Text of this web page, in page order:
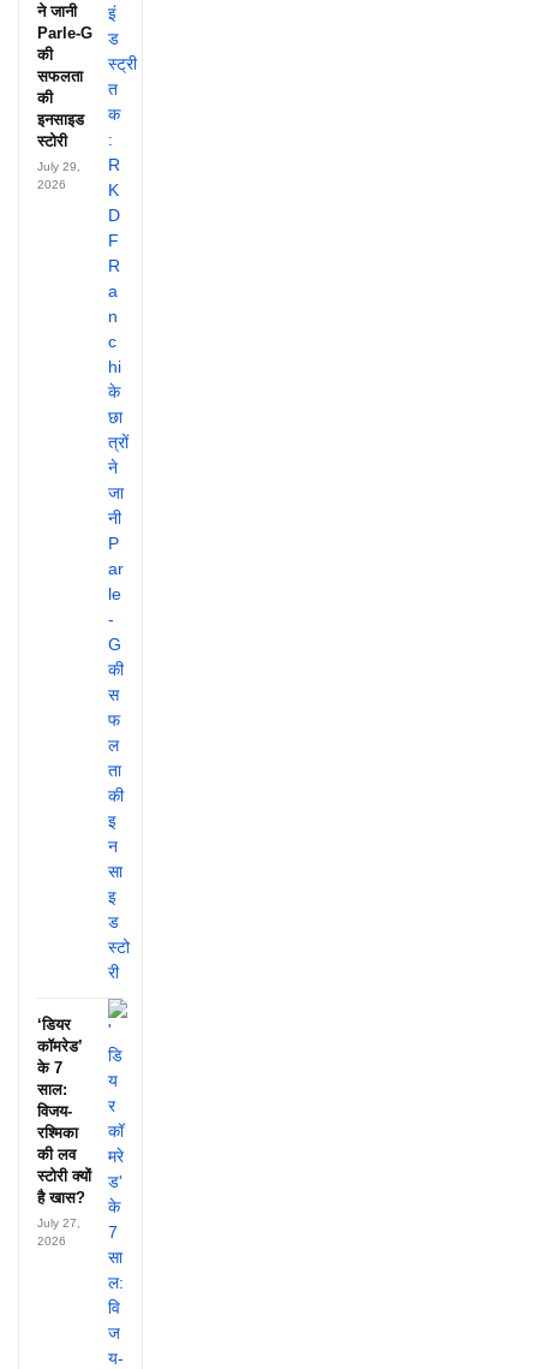
ने जानी
Parle-G
की
सफलता
की
इनसाइड
स्टोरी
July 29,
2026
‘डियर
कॉमरेड’
के 7
साल:
विजय-
रश्मिका
की लव
स्टोरी क्यों
है खास?
July 27,
2026